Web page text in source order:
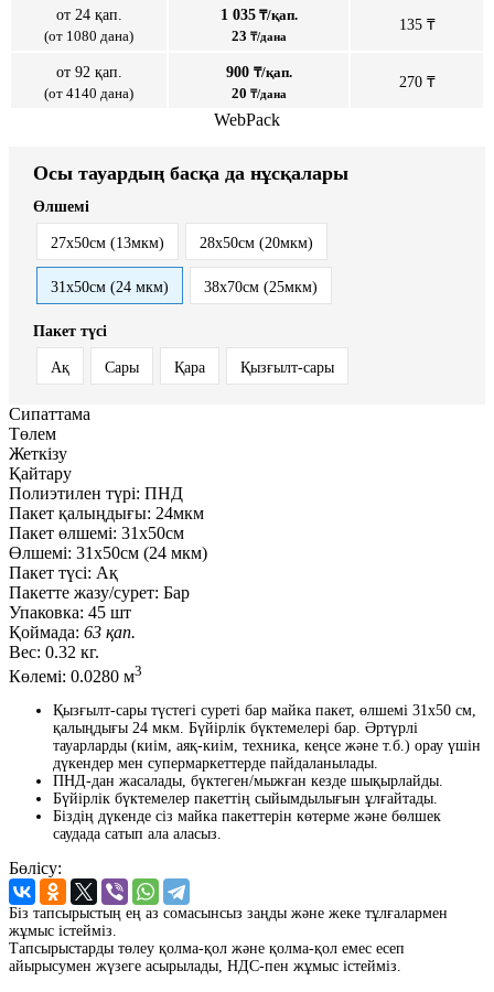
от 24 қап.
(от 1080 дана)
1 035₸/қап.
23 ₸/дана
135 ₸
от 92 қап.
(от 4140 дана)
900 ₸/қап.
20 ₸/дана
270 ₸
WebPack
Осы тауардың басқа да нұсқалары
Өлшемі
27x50см (13мкм) 28x50см (20мкм)
31x50см (24 мкм) 38x70см (25мкм)
Пакет түсі
Ақ Сары Қара Қызғылт-сары
Сипаттама
Төлем
Жеткізу
Қайтару
Полиэтилен түрі: ПНД
Пакет қалыңдығы: 24мкм
Пакет өлшемі: 31x50см
Өлшемі: 31x50см (24 мкм)
Пакет түсі: Ақ
Пакетте жазу/сурет: Бар
Упаковка: 45 шт
Қоймада: 63 қап.
Вес: 0.32 кг.
Көлемі: 0.0280 м3
Қызғылт-сары түстегі суреті бар майка пакет, өлшемі 31x50 см,
қалыңдығы 24 мкм. Бүйірлік бүктемелері бар. Әртүрлі
тауарларды (киім, аяқ-киім, техника, кеңсе және т.б.) орау үшін
дүкендер мен супермаркеттерде пайдаланылады.
ПНД-дан жасалады, бүктеген/мыжған кезде шықырлайды.
Бүйірлік бүктемелер пакеттің сыйымдылығын ұлғайтады.
Біздің дүкенде сіз майка пакеттерін көтерме және бөлшек
саудада сатып ала аласыз.
Бөлісу:
Біз тапсырыстың ең аз сомасынсыз заңды және жеке тұлғалармен
жұмыс істейміз.
Тапсырыстарды төлеу қолма-қол және қолма-қол емес есеп
айырысумен жүзеге асырылады, НДС-пен жұмыс істейміз.